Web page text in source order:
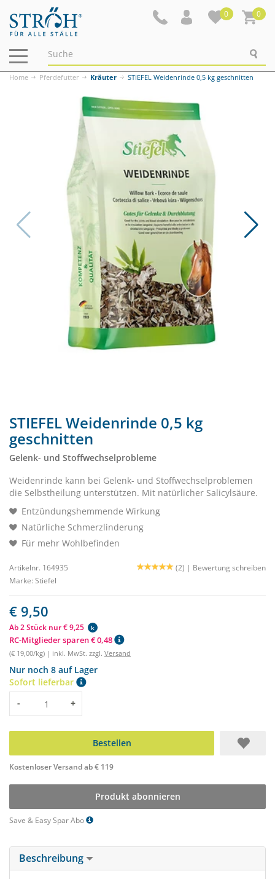
0 0
Navigation
ein-/ausblenden
Home Pferdefutter Kräuter STIEFEL Weidenrinde 0,5 kg geschnitten
STIEFEL Weidenrinde 0,5 kg
geschnitten
Gelenk- und Stoffwechselprobleme
Weidenrinde kann bei Gelenk- und Stoffwechselproblemen
die Selbstheilung unterstützen. Mit natürlicher Salicylsäure.
Entzündungshemmende Wirkung
Natürliche Schmerzlinderung
Für mehr Wohlbefinden
Artikelnr. 164935 (2) | Bewertung schreiben
Marke: Stiefel
€ 9,50
Ab 2 Stück nur € 9,25 k
RC-Mitglieder sparen € 0,48
(€ 19,00/kg) | inkl. MwSt. zzgl. Versand
Nur noch 8 auf Lager
Sofort lieferbar
Menge
- +
Bestellen
Kostenloser Versand ab € 119
Produkt abonnieren
Save & Easy Spar Abo
Beschreibung